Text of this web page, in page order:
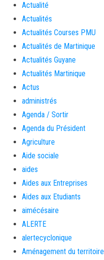
Actualité
Actualités
Actualités Courses PMU
Actualités de Martinique
Actualités Guyane
Actualités Martinique
Actus
administrés
Agenda / Sortir
Agenda du Président
Agriculture
Aide sociale
aides
Aides aux Entreprises
Aides aux Etudiants
aimécésaire
ALERTE
alertecyclonique
Aménagement du territoire